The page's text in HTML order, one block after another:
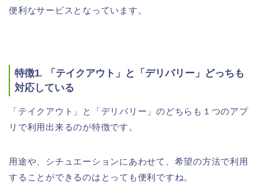
便利なサービスとなっています。
特徴1. 「テイクアウト」と「デリバリー」どっちも
対応している
「テイクアウト」と「デリバリー」のどちらも１つのアプ
リで利用出来るのが特徴です。
用途や、シチュエーションにあわせて、希望の方法で利用
することができるのはとっても便利ですね。